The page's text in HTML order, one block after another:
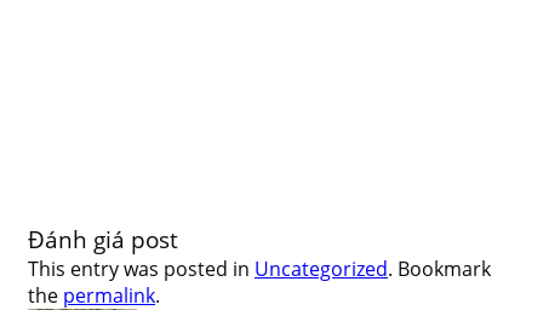
Đánh giá post
This entry was posted in Uncategorized. Bookmark
the permalink.